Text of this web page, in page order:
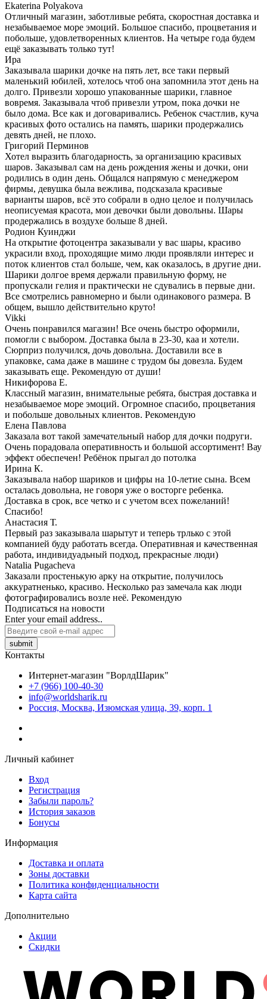
Ekaterina Polyakova
Отличный магазин, заботливые ребята, скоростная доставка и
незабываемое море эмоций. Большое спасибо, процветания и
побольше, удовлетворенных клиентов. На четыре года будем
ещё заказывать только тут!
Ира
Заказывала шарики дочке на пять лет, все таки первый
маленький юбилей, хотелось чтоб она запомнила этот день на
долго. Привезли хорошо упакованные шарики, главное
вовремя. Заказывала чтоб привезли утром, пока дочки не
было дома. Все как и договаривались. Ребенок счастлив, куча
красивых фото остались на память, шарики продержались
девять дней, не плохо.
Григорий Перминов
Хотел выразить благодарность, за организацию красивых
шаров. Заказывал сам на день рождения жены и дочки, они
родились в один день. Общался напрямую с менеджером
фирмы, девушка была вежлива, подсказала красивые
варианты шаров, всё это собрали в одно целое и получилась
неописуемая красота, мои девочки были довольны. Шары
продержались в воздухе больше 8 дней.
Родион Куинджи
На открытие фотоцентра заказывали у вас шары, красиво
украсили вход, проходящие мимо люди проявляли интерес и
поток клиентов стал больше, чем, как оказалось, в другие дни.
Шарики долгое время держали правильную форму, не
пропускали гелия и практически не сдувались в первые дни.
Все смотрелись равномерно и были одинакового размера. В
общем, вышло действительно круто!
Vikki
Очень понравился магазин! Все очень быстро оформили,
помогли с выбором. Доставка была в 23-30, каа и хотели.
Сюрприз получился, дочь довольна. Доставили все в
упаковке, сама даже в машине с трудом бы довезла. Будем
заказывать еще. Рекомендую от души!
Никифорова Е.
Классный магазин, внимательные ребята, быстрая доставка и
незабываемое море эмоций. Огромное спасибо, процветания
и побольше довольных клиентов. Рекомендую
Елена Павлова
Заказала вот такой замечательный набор для дочки подруги.
Очень порадовала оперативность и большой ассортимент! Вау
эффект обеспечен! Ребёнок прыгал до потолка
Ирина К.
Заказывала набор шариков и цифры на 10-летие сына. Всем
осталась довольна, не говоря уже о восторге ребенка.
Доставка в срок, все четко и с учетом всех пожеланий!
Спасибо!
Анастасия Т.
Первый раз заказывала шарытут и теперь трлько с этой
компанией буду работать всегда. Оперативная и качественная
работа, индивидуадьный подход, прекрасные люди)
Natalia Pugacheva
Заказали простенькую арку на открытие, получилось
аккуратненько, красиво. Несколько раз замечала как люди
фотографировались возле неё. Рекомендую
Подписаться на новости
Enter your email address..
submit
Контакты
Интернет-магазин "ВорлдШарик"
+7 (966) 100-40-30
info@worldsharik.ru
Россия, Москва, Изюмская улица, 39, корп. 1
Личный кабинет
Вход
Регистрация
Забыли пароль?
История заказов
Бонусы
Информация
Доставка и оплата
Зоны доставки
Политика конфиденциальности
Карта сайта
Дополнительно
Акции
Скидки